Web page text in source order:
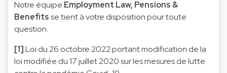
Notre équipe Employment Law, Pensions &
Benefitsse tient à votre disposition pour toute
question.
[1]Loi du 26 octobre 2022 portant modification de la
loi modifiée du 17 juillet 2020 sur les mesures de lutte